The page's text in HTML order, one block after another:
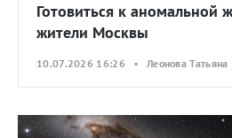
Готовиться к аномальной
жители Москвы
10.07.2026 16:26 • Леонова Татьяна